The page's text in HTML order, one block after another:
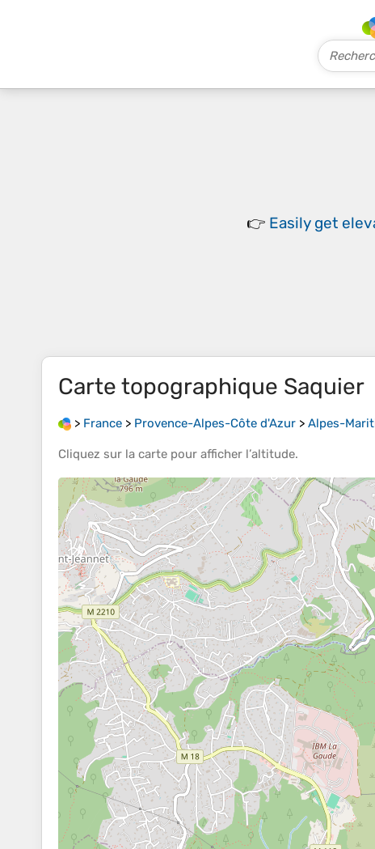
👉 Easily get
Carte topographique Saquier
> France > Provence-Alpes-Côte d'Azur > Alpes-
Cliquez sur la carte pour afficher l’altitude.